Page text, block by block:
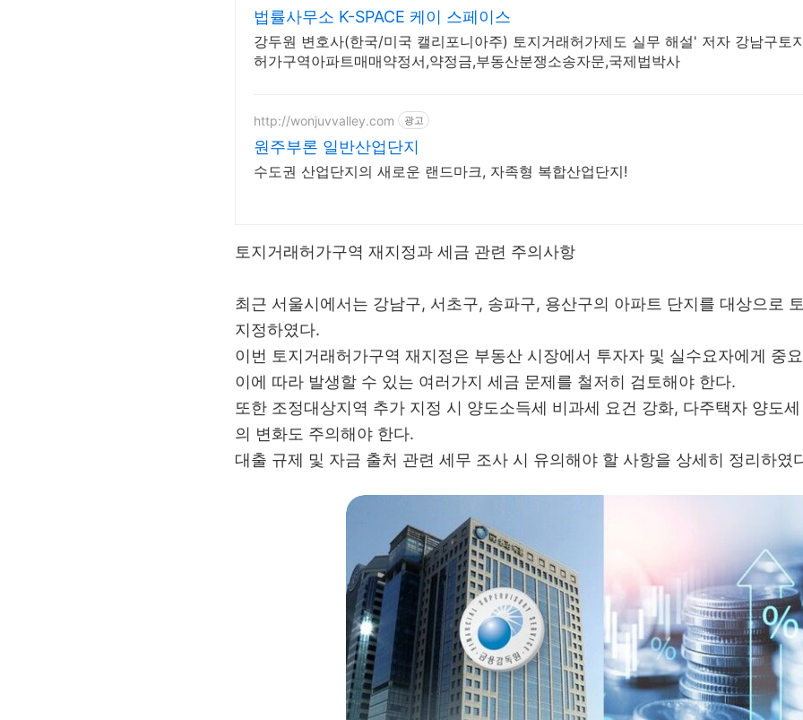
법률사무소 K-SPACE 케이 스페이스
강두원 변호사(한국/미국 캘리포니아주) 토지거래허가제도 실무 해설' 저자 강남구토
허가구역아파트매매약정서,약정금,부동산분쟁소송자문,국제법박사
http://wonjuvvalley.com 광고
원주부론 일반산업단지
수도권 산업단지의 새로운 랜드마크, 자족형 복합산업단지!
토지거래허가구역 재지정과 세금 관련 주의사항
최근 서울시에서는 강남구, 서초구, 송파구, 용산구의 아파트 단지를 대상으로
지정하였다.
이번 토지거래허가구역 재지정은 부동산 시장에서 투자자 및 실수요자에게 중
이에 따라 발생할 수 있는 여러가지 세금 문제를 철저히 검토해야 한다.
또한 조정대상지역 추가 지정 시 양도소득세 비과세 요건 강화, 다주택자 양도
의 변화도 주의해야 한다.
대출 규제 및 자금 출처 관련 세무 조사 시 유의해야 할 사항을 상세히 정리하였